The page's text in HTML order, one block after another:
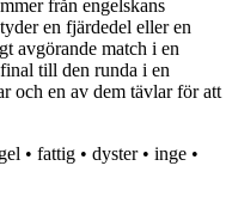
från engelskans
en fjärdedel eller en
avgörande match i en
till den runda i en
och en av dem tävlar för att
• fattig • dyster• inge •